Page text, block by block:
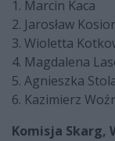
1. Marcin Kaca
2. Jarosław
3. Wioletta
4. Magdalena
5. Agnieszka
6. Kazimierz
Komisja Skarg,